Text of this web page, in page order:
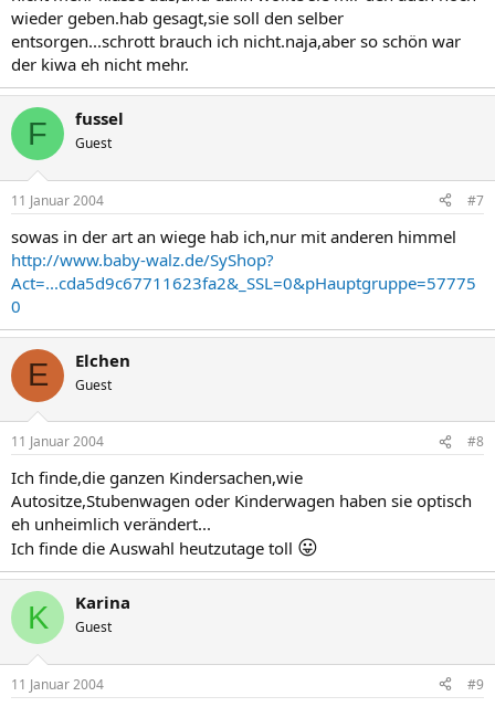
wieder geben.hab gesagt,sie soll den selber
entsorgen...schrott brauch ich nicht.naja,aber so schön war
der kiwa eh nicht mehr.
F fussel
Guest
11 Januar 2004 #7
sowas in der art an wiege hab ich,nur mit anderen himmel
http://www.baby-walz.de/SyShop?
Act=...cda5d9c67711623fa2&_SSL=0&pHauptgruppe=57775
0
E Elchen
Guest
11 Januar 2004 #8
Ich finde,die ganzen Kindersachen,wie
Autositze,Stubenwagen oder Kinderwagen haben sie optisch
eh unheimlich verändert...
Ich finde die Auswahl heutzutage toll 😛
K Karina
Guest
11 Januar 2004 #9